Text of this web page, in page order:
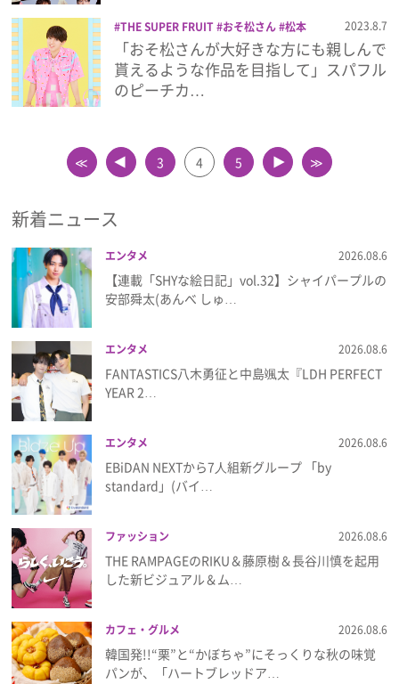
THE SUPER FRUIT おそ松さん 松本
勇輝
舞台
2023.8.7
「おそ松さんが大好きな方にも親しんで
貰えるような作品を目指して」スパフル
のピーチカ…
≪ ▲ 3 4 5 ▲ ≫
新着ニュース
エンタメ 2026.08.6
【連載「SHYな絵日記」vol.32】シャイパープルの
安部舜太(あんべ しゅ…
エンタメ 2026.08.6
FANTASTICS八木勇征と中島颯太『LDH PERFECT
YEAR 2…
エンタメ 2026.08.6
EBiDAN NEXTから7⼈組新グループ 「by
standard」(バイ…
ファッション 2026.08.6
THE RAMPAGEのRIKU＆藤原樹＆長谷川慎を起用
した新ビジュアル＆ム…
カフェ・グルメ 2026.08.6
韓国発!!“栗”と“かぼちゃ”にそっくりな秋の味覚
パンが、「ハートブレッドア…